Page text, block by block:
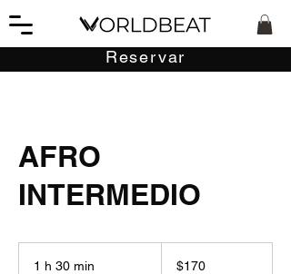
Reservar
AFRO
INTERMEDIO
1 h 30 min
mexicanos
$170